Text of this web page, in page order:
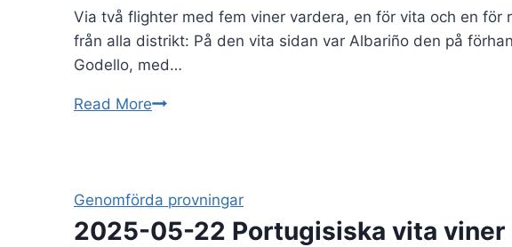
Via två flighter med fem viner vardera, en för vita och en
från alla distrikt: På den vita sidan var Albariño den på
Godello, med…
Read MoreViner
10-
08
Genomförda provningar
2025-05-22 Portugisiska vita viner